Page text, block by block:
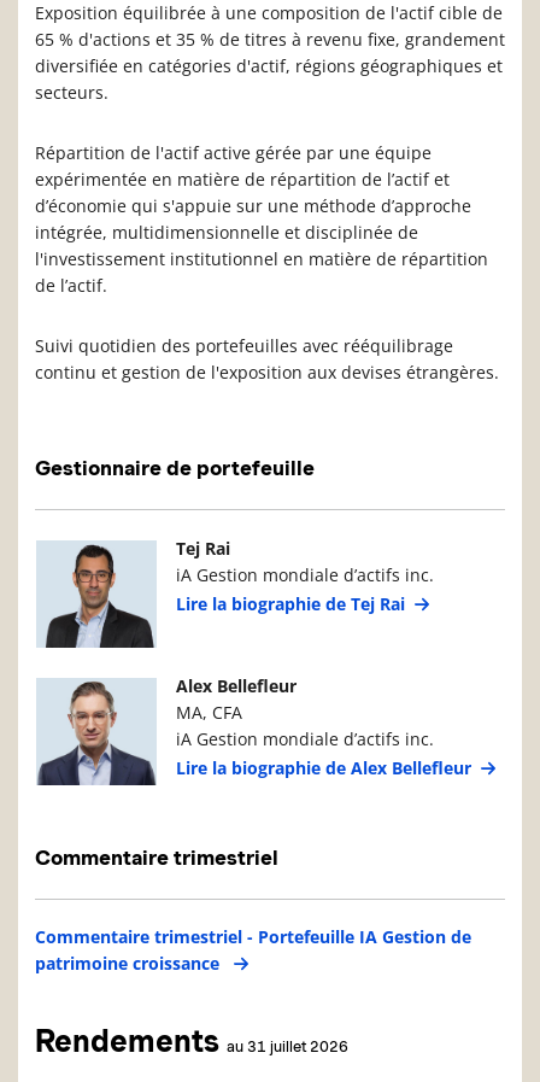
Exposition équilibrée à une composition de l'actif cible de
65 % d'actions et 35 % de titres à revenu fixe, grandement
diversifiée en catégories d'actif, régions géographiques et
secteurs.
Répartition de l'actif active gérée par une équipe
expérimentée en matière de répartition de l’actif et
d’économie qui s'appuie sur une méthode d’approche
intégrée, multidimensionnelle et disciplinée de
l'investissement institutionnel en matière de répartition
de l’actif.
Suivi quotidien des portefeuilles avec rééquilibrage
continu et gestion de l'exposition aux devises étrangères.
Gestionnaire de portefeuille
Photo du gestionnaire de portefeuille
Tej Rai
iA Gestion mondiale d’actifs inc.
Lire la biographie de Tej Rai
Photo du gestionnaire de portefeuille
Alex Bellefleur
MA, CFA
iA Gestion mondiale d’actifs inc.
Lire la biographie de Alex Bellefleur
Commentaire trimestriel
Commentaire trimestriel - Portefeuille IA Gestion de
patrimoine croissance
Rendements au 31 juillet 2026